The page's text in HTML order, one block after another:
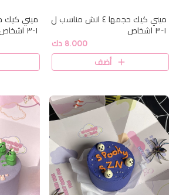
ميني كيك حجمها ٤ انش مناسب ل
١-٣ اشخاص
8.000 دك
أضف
١-٣ اشخاص